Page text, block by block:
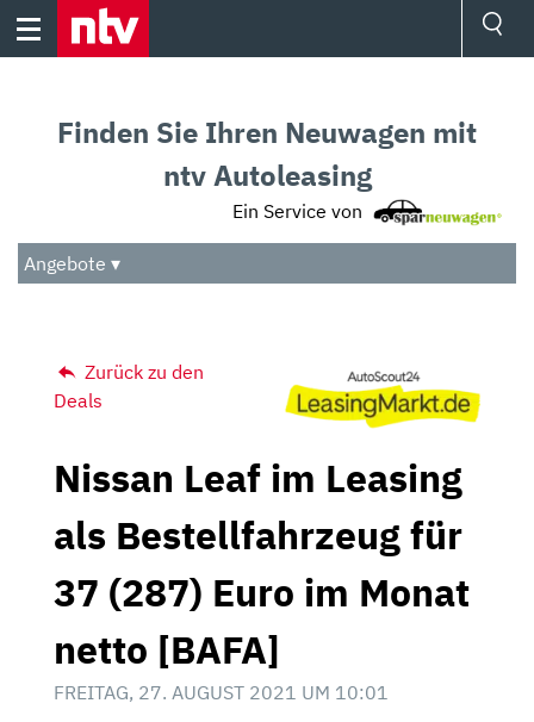
Skip
Audio
Das Beste
Finden Sie Ihren Neuwagen mit
ntv Autoleasing
Ein Service von
Angebote ▾
Zurück zu den
Deals
Nissan Leaf im Leasing
als Bestellfahrzeug für
37 (287) Euro im Monat
netto [BAFA]
FREITAG, 27. AUGUST 2021 UM 10:01